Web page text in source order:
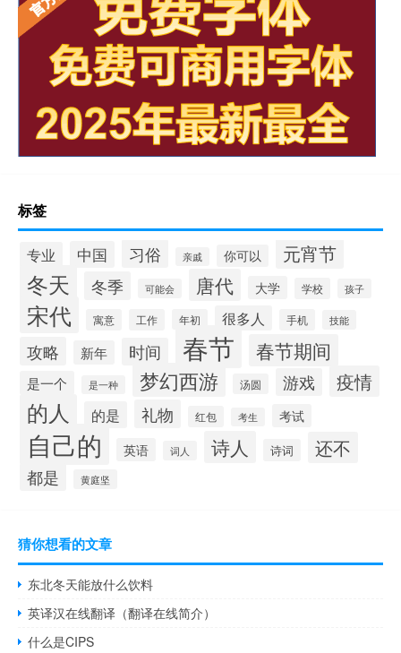
标签
专业 中国 习俗 亲戚 你可以 元宵节
冬天 冬季 可能会 唐代 大学 学校 孩子
宋代 寓意 工作 年初 很多人 手机 技能
攻略 新年 时间 春节 春节期间
是一个 是一种 梦幻西游 汤圆 游戏 疫情
的人 的是 礼物 红包 考生 考试
自己的 英语 词人 诗人 诗词 还不
都是 黄庭坚
猜你想看的文章
东北冬天能放什么饮料
英译汉在线翻译（翻译在线简介）
什么是CIPS